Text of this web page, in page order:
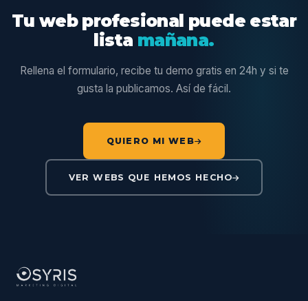
Tu web profesional puede estar
lista mañana.
Rellena el formulario, recibe tu demo gratis en 24h y si te
gusta la publicamos. Así de fácil.
QUIERO MI WEB
VER WEBS QUE HEMOS HECHO